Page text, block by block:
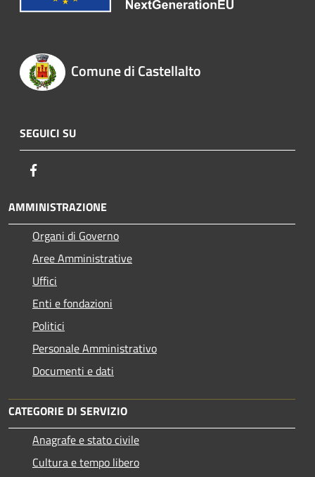
Comune di Castellalto
SEGUICI SU
AMMINISTRAZIONE
Organi di Governo
Aree Amministrative
Uffici
Enti e fondazioni
Politici
Personale Amministrativo
Documenti e dati
CATEGORIE DI SERVIZIO
Anagrafe e stato civile
Cultura e tempo libero